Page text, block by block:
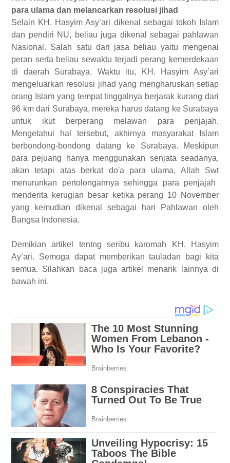
para ulama dan melancarkan resolusi jihad
Selain KH. Hasyim Asy’ari dikenal sebagai tokoh Islam
dan pendiri NU, beliau juga dikenal sebagai pahlawan
Nasional. Salah satu dari jasa beliau yaitu mengenai
peran serta beliau sewaktu terjadi perang kemerdekaan
di daerah Surabaya. Waktu itu, KH. Hasyim Asy’ari
mengeluarkan resolusi jihad yang mengharuskan setiap
orang Islam yang tempat tinggalnya berjarak kurang dari
96 km dari Surabaya, mereka harusdatang ke Surabaya
untuk ikut berperang melawan para penjajah.
Mengetahui hal tersebut, akhirnya masyarakat Islam
berbondong-bondong datang ke Surabaya. Meskipun
para pejuang hanya menggunakan senjata seadanya,
akan tetapi atas berkat do'a para ulama, Allah Swt
menurunkan pertolongannya sehingga para penjajah
menderita kerugian besar ketika perang 10 November
yang kemudian dikenal sebagai hari Pahlawan oleh
Bangsa Indonesia.
Demikian artikel tentng seribu karomah KH. Hasyim
Ay’ari. Semoga dapat memberikan tauladan bagi kita
semua. Silahkan baca juga artikel menarik lainnya di
bawah ini.